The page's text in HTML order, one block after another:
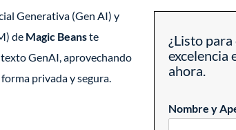
Generativa (Gen AI) y
de Magic Beanste
GenAI, aprovechando
privada y segura.
¿Listo
excelencia
ahora.
Nombre y